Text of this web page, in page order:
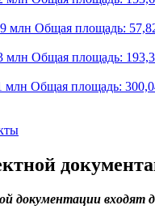
млн Общая площадь:
млн Общая площадь:
млн Общая площадь:
документации входят